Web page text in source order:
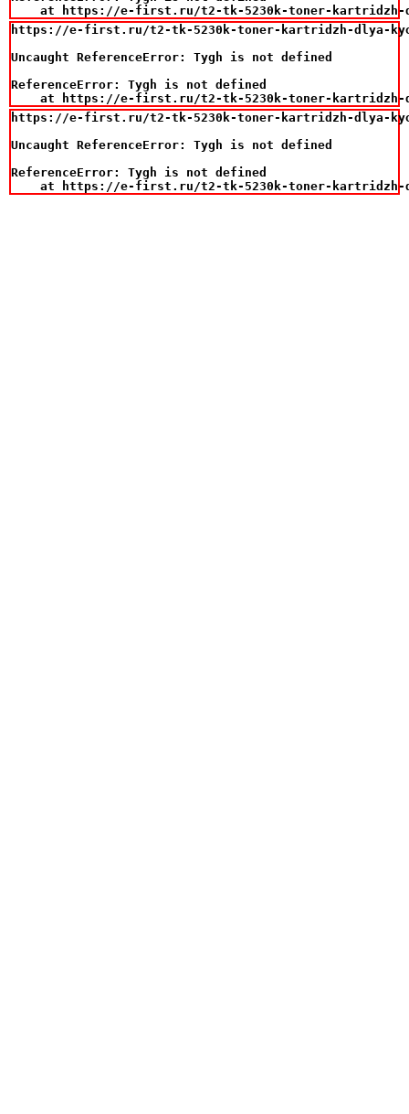
at https://e-first.ru/t2-tk-5230k-toner-
https://e-first.ru/t2-tk-5230k-toner-kartridzh-dlya-
Uncaught ReferenceError: Tygh is not defined
ReferenceError: Tygh is not defined
at https://e-first.ru/t2-tk-5230k-toner-
https://e-first.ru/t2-tk-5230k-toner-kartridzh-dlya-
Uncaught ReferenceError: Tygh is not defined
ReferenceError: Tygh is not defined
at https://e-first.ru/t2-tk-5230k-toner-